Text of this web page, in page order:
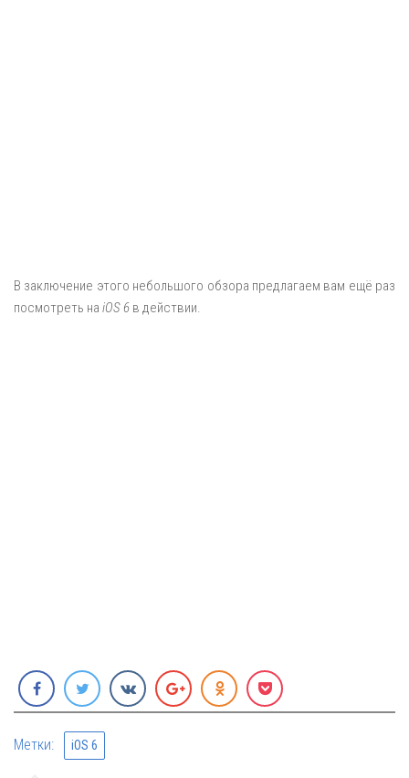
В заключение этого небольшого обзора предлагаем вам ещё раз
посмотреть на iOS 6 в действии.
Метки: iOS 6